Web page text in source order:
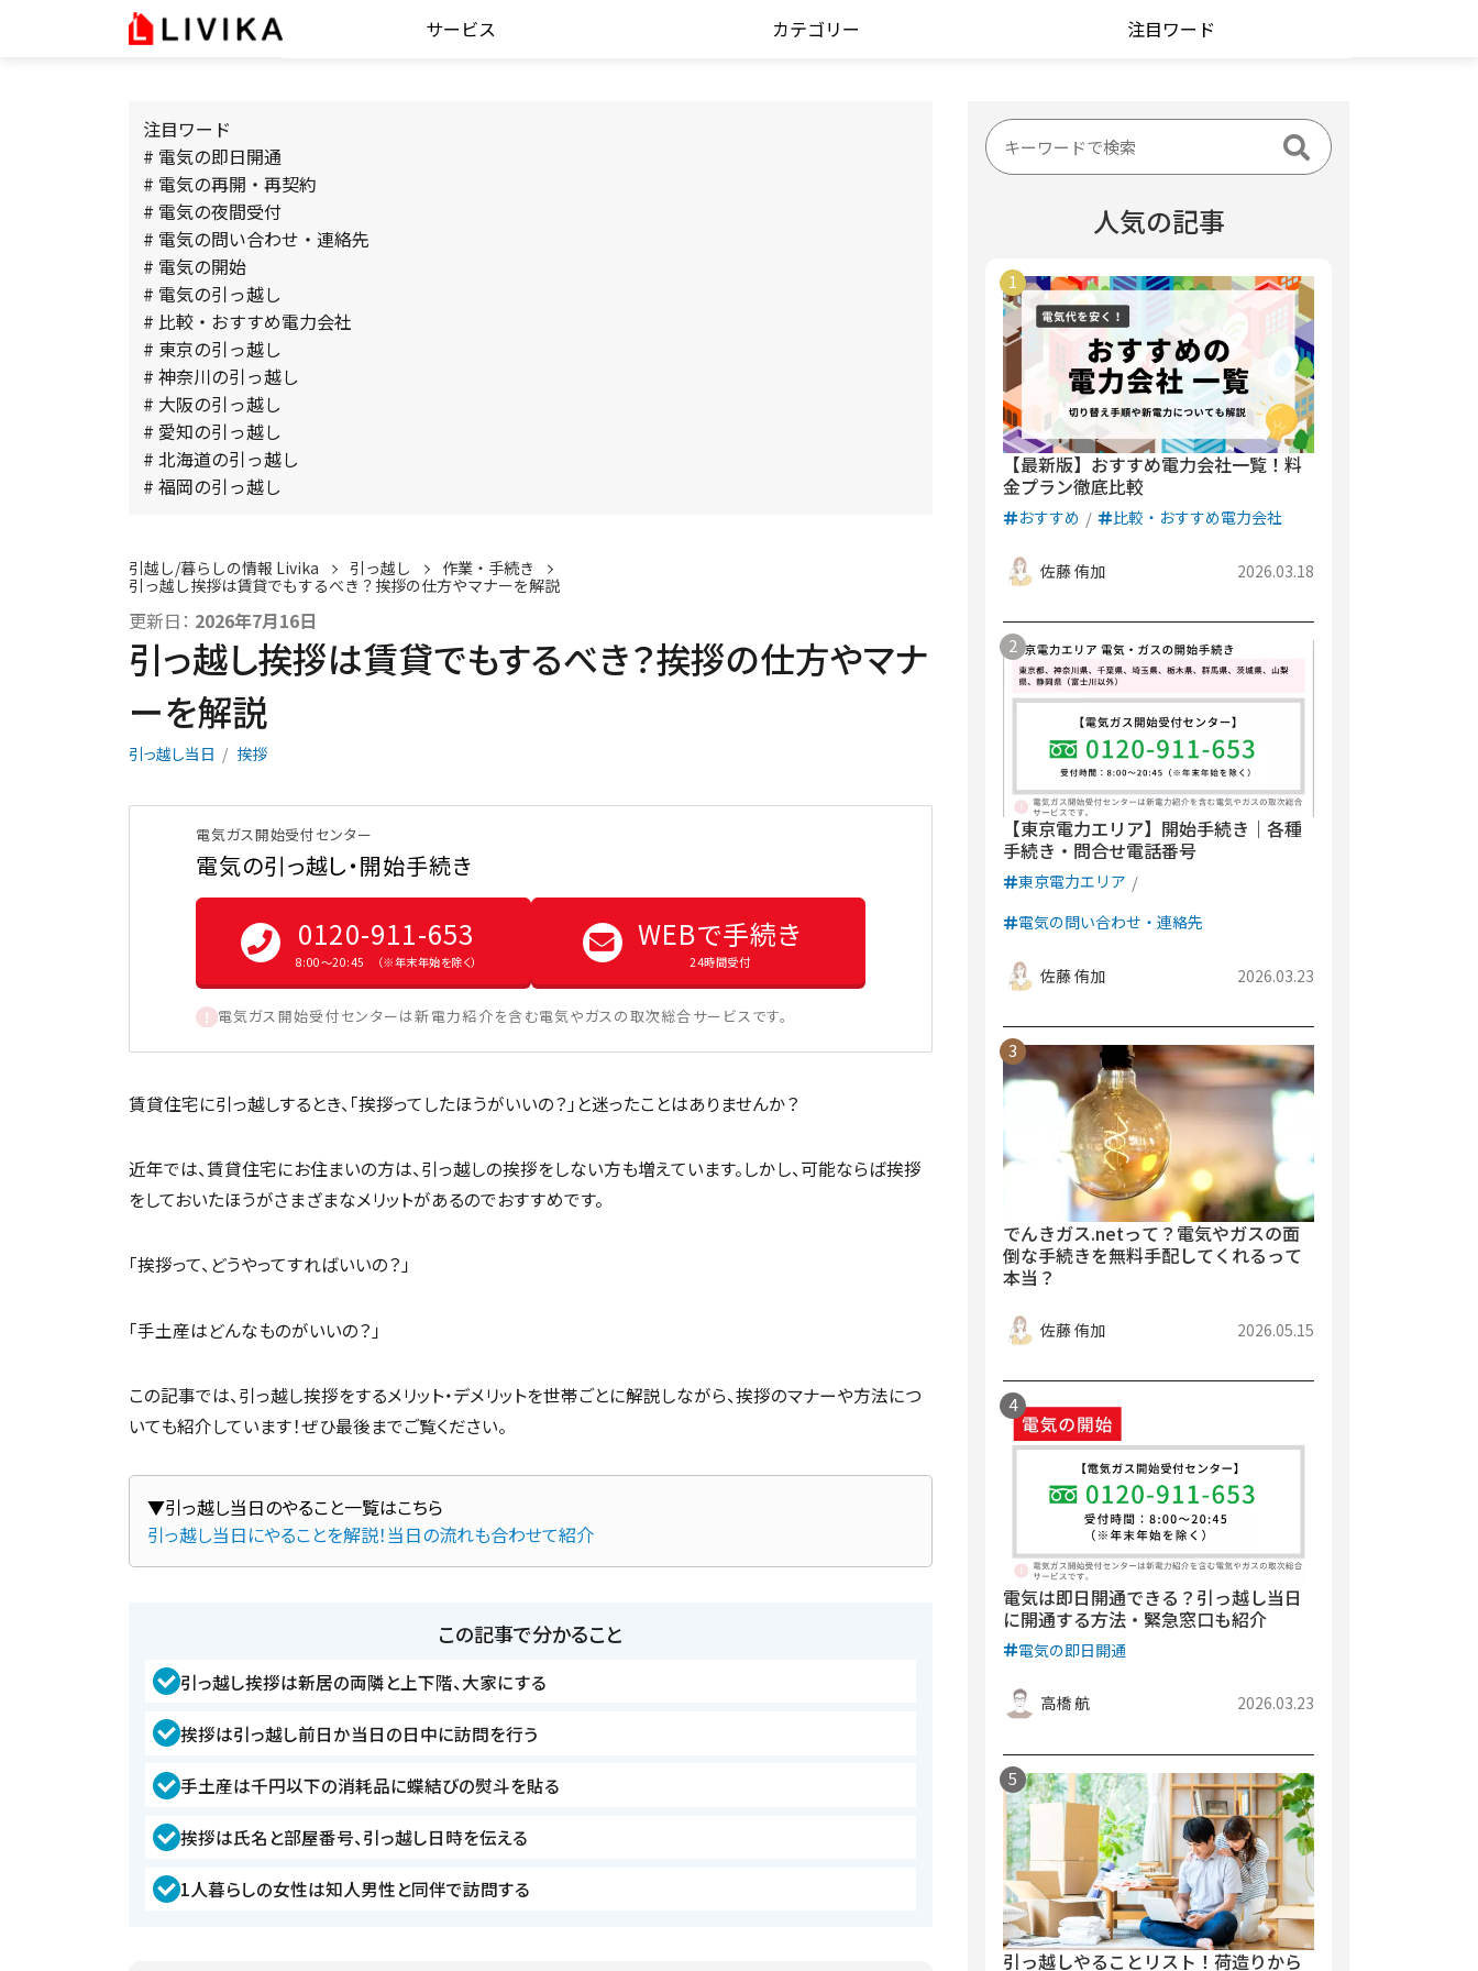
サービス カテゴリー 注目ワード
注目ワード
# 電気の即日開通
# 電気の再開・再契約
# 電気の夜間受付
# 電気の問い合わせ・連絡先
# 電気の開始
# 電気の引っ越し
# 比較・おすすめ電力会社
# 東京の引っ越し
# 神奈川の引っ越し
# 大阪の引っ越し
# 愛知の引っ越し
# 北海道の引っ越し
# 福岡の引っ越し
引越し/暮らしの情報 Livika 引っ越し
作業・手続き
引っ越し挨拶は賃貸でもするべき？挨拶の仕方やマナーを解説
更新日： 2026年7月16日
引っ越し挨拶は賃貸でもするべき？挨拶の仕方やマナ
ーを解説
引っ越し当日 挨拶
電気ガス開始受付センター
電気の引っ越し・開始手続き
0120-911-653
8:00〜20:45 （※年末年始を除く）
WEBで手続き
24時間受付
電気ガス開始受付センターは新電力紹介を含む電気やガスの取次総合サービスです。
賃貸住宅に引っ越しするとき、「挨拶ってしたほうがいいの？」と迷ったことはありませんか？
近年では、賃貸住宅にお住まいの方は、引っ越しの挨拶をしない方も増えています。しかし、可能ならば挨拶
をしておいたほうがさまざまなメリットがあるのでおすすめです。
「挨拶って、どうやってすればいいの？」
「手土産はどんなものがいいの？」
この記事では、引っ越し挨拶をするメリット・デメリットを世帯ごとに解説しながら、挨拶のマナーや方法につ
いても紹介しています！ぜひ最後までご覧ください。
引っ越し当日にやることを解説！当日の流れも合わせて紹介
この記事で分かること
引っ越し挨拶は新居の両隣と上下階、大家にする
挨拶は引っ越し前日か当日の日中に訪問を行う
手土産は千円以下の消耗品に蝶結びの熨斗を貼る
挨拶は氏名と部屋番号、引っ越し日時を伝える
1人暮らしの女性は知人男性と同伴で訪問する
人気の記事
【最新版】おすすめ電力会社一覧！料
金プラン徹底比較
おすすめ 比較・おすすめ電力会社
佐藤 侑加 2026.03.18
【東京電力エリア】開始手続き｜各種
手続き・問合せ電話番号
東京電力エリア
電気の問い合わせ・連絡先
佐藤 侑加 2026.03.23
でんきガス.netって？電気やガスの面
倒な手続きを無料手配してくれるって
本当？
佐藤 侑加 2026.05.15
電気は即日開通できる？引っ越し当日
に開通する方法・緊急窓口も紹介
電気の即日開通
高橋 航 2026.03.23
引っ越しやることリスト！荷造りから